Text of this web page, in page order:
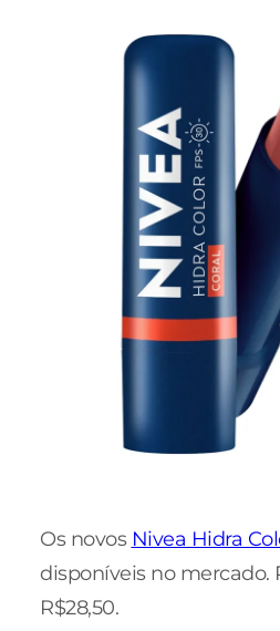
Os novos Nivea Hidra
disponíveis no mercado.
R$28,50.